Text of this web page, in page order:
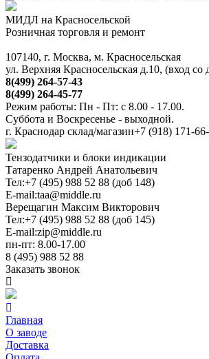
МИДЛ на Красносельской
Розничная торговля и ремонт
107140, г. Москва, м. Красносельская
ул. Верхняя Красносельская д.10, (вход со
8(499) 264-57-43
8(499) 264-45-77
Режим работы: Пн - Пт: с 8.00 - 17.00.
Суббота и Воскресенье - выходной.
г. Краснодар склад/магазин+7 (918) 171-
Тензодатчики и блоки индикации
Татаренко Андрей Анатольевич
Тел:+7 (495) 988 52 88 (доб 148)
E-mail:taa@middle.ru
Верещагин Максим Викторович
Тел:+7 (495) 988 52 88 (доб 145)
E-mail:zip@middle.ru
пн-пт: 8.00-17.00
8 (495) 988 52 88
Заказать звонок
Главная
О заводе
Доставка